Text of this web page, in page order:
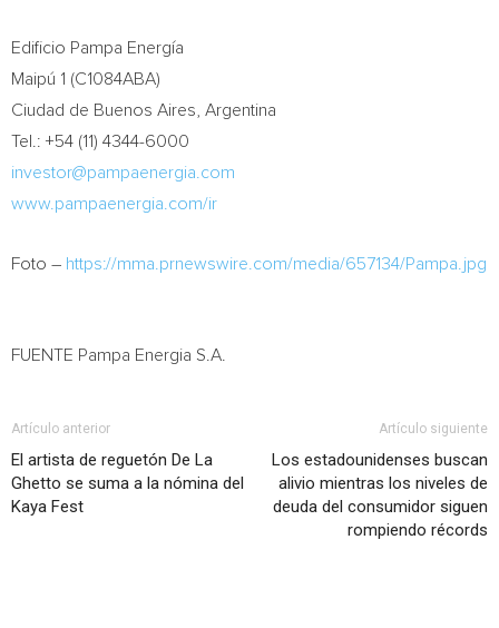
Edificio Pampa Energía
Maipú 1 (C1084ABA)
Ciudad de Buenos Aires, Argentina
Tel.: +54 (11) 4344-6000
investor@pampaenergia.com
www.pampaenergia.com/ir
Foto – https://mma.prnewswire.com/media/657134/Pampa.jpg
FUENTE Pampa Energia S.A.
Artículo anterior
El artista de reguetón De La
Ghetto se suma a la nómina del
Kaya Fest
Artículo siguiente
Los estadounidenses buscan
alivio mientras los niveles de
deuda del consumidor siguen
rompiendo récords